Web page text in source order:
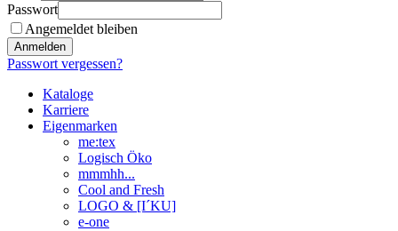
Passwort
Angemeldet bleiben
Anmelden
Passwort vergessen?
Kataloge
Karriere
Eigenmarken
me:tex
Logisch Öko
mmmhh...
Cool and Fresh
LOGO & [I´KU]
e-one